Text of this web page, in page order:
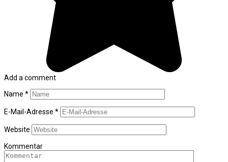
Add a comment
Name *
E-Mail-Adresse *
Website
Kommentar